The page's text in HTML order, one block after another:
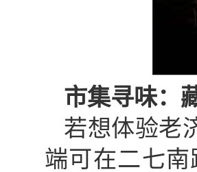
市集寻味：
若想体验老
端可在二七